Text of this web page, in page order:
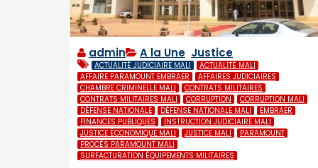
admin A la Une Justice
ACTUALITÉ JUDICIAIRE MALI
ACTUALITÉ MALI
AFFAIRE PARAMOUNT EMBRAER
AFFAIRES JUDICIAIRES
CHAMBRE CRIMINELLE MALI
CONTRATS MILITAIRES
CONTRATS MILITAIRES MALI
CORRUPTION
CORRUPTION MALI
DÉFENSE NATIONALE
DÉFENSE NATIONALE MALI
EMBRAER
FINANCES PUBLIQUES
INSTRUCTION JUDICIAIRE MALI
JUSTICE ÉCONOMIQUE MALI
JUSTICE MALI
PARAMOUNT
PROCÈS PARAMOUNT MALI
SURFACTURATION ÉQUIPEMENTS MILITAIRES